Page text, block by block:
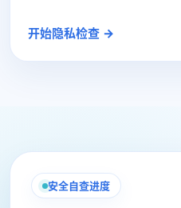
开始隐私检查 →
安全自查进度